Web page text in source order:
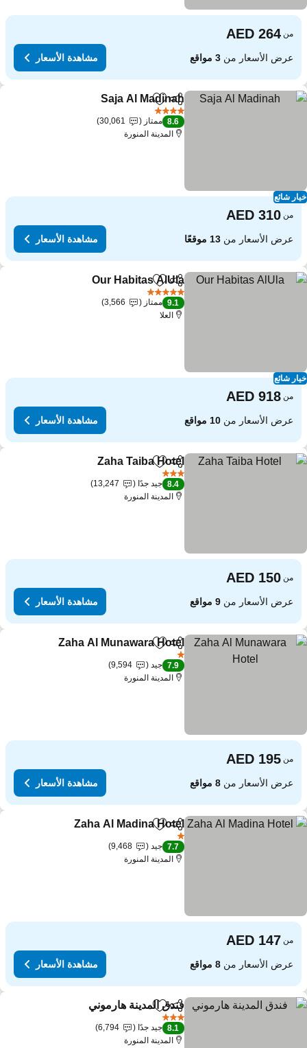
من
عرض الأسعار من3 مواقع مشاهدة الأسعار
شائع
مشاركةAdd to favorites
Saja Al Madinah
8.6 ممتاز
30,061
المدينة المنورة
من
عرض الأسعار من13 موقعًا مشاهدة الأسعار
شائع
مشاركةAdd to favorites
Our Habitas AlUla
9.1 ممتاز
3,566
العلا
من
عرض الأسعار من10 مواقع مشاهدة الأسعار
مشاركةAdd to favorites
Zaha Taiba Hotel
8.4 جيد جدًا
13,247
المدينة المنورة
من
عرض الأسعار من9 مواقع مشاهدة الأسعار
مشاركةAdd to favorites
Zaha Al Munawara Hotel
7.9 جيد
9,594
المدينة المنورة
من
عرض الأسعار من8 مواقع مشاهدة الأسعار
مشاركةAdd to favorites
Zaha Al Madina Hotel
7.7 جيد
9,468
المدينة المنورة
من
عرض الأسعار من8 مواقع مشاهدة الأسعار
مشاركةAdd to favorites
فندق المدينة هارموني
8.1 جيد جدًا
6,794
المدينة المنورة